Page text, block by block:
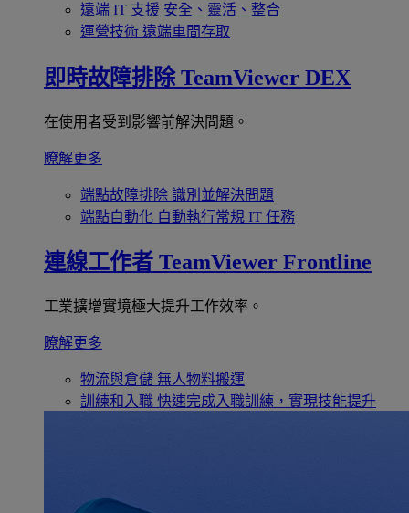
遠端 IT 支援 安全、靈活、整合
運營技術 遠端車間存取
即時故障排除 TeamViewer DEX
在使用者受到影響前解決問題。
瞭解更多
端點故障排除 識別並解決問題
端點自動化 自動執行常規 IT 任務
連線工作者 TeamViewer Frontline
工業擴增實境極大提升工作效率。
瞭解更多
物流與倉儲 無人物料搬運
訓練和入職 快速完成入職訓練，實現技能提升